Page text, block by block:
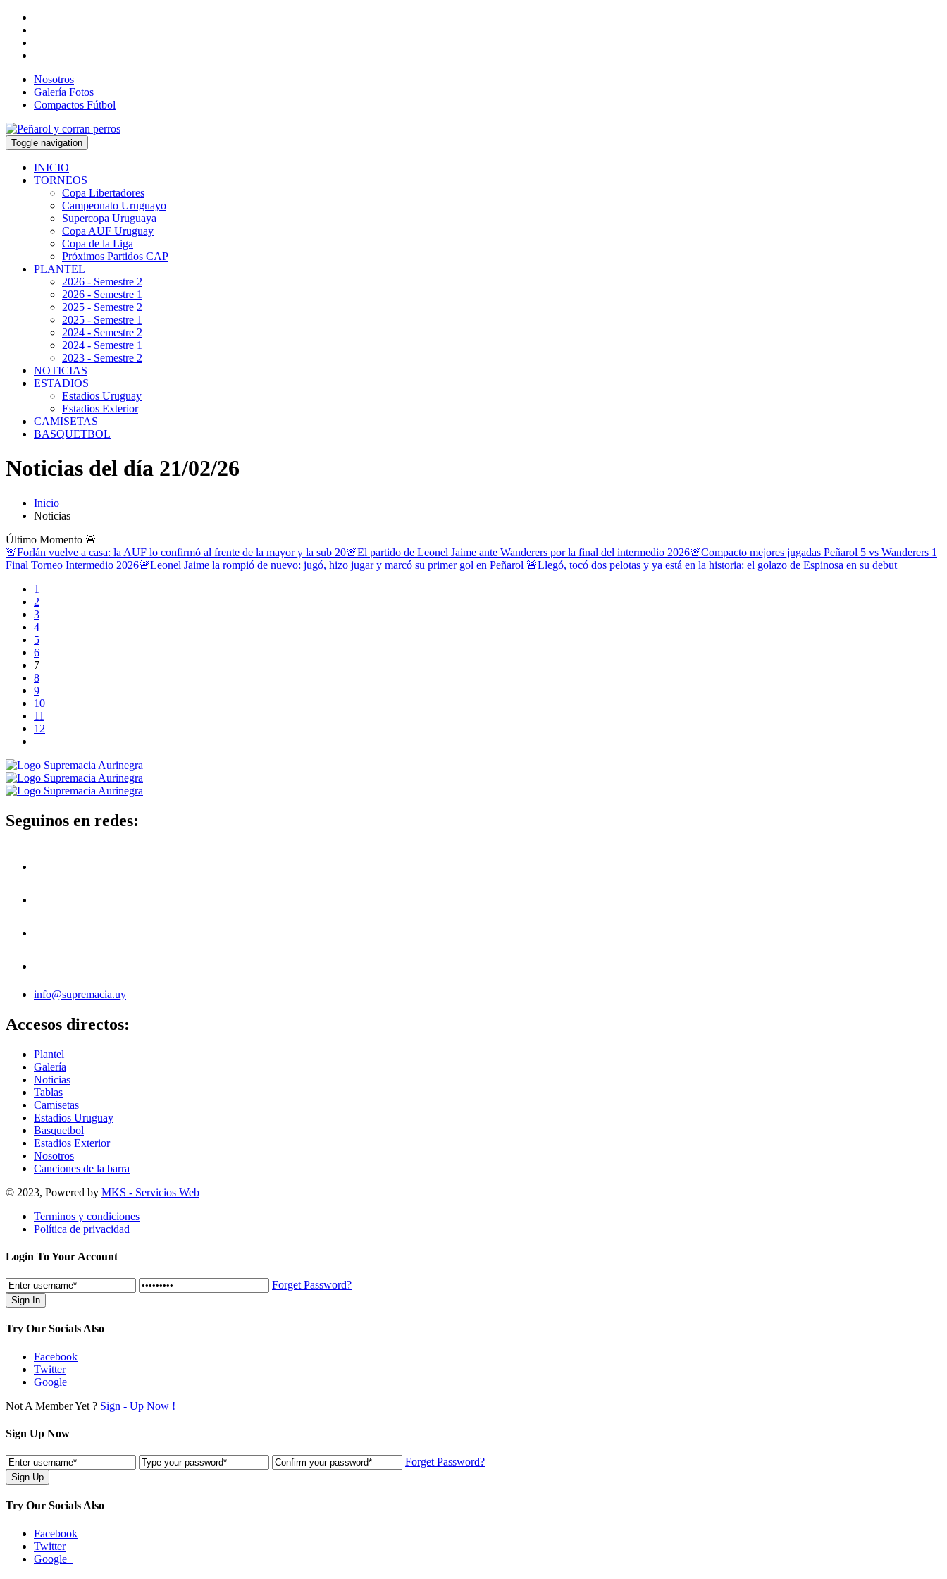
Nosotros
Galería Fotos
Compactos Fútbol
Toggle navigation
INICIO
TORNEOS
Copa Libertadores
Campeonato Uruguayo
Supercopa Uruguaya
Copa AUF Uruguay
Copa de la Liga
Próximos Partidos CAP
PLANTEL
2026 - Semestre 2
2026 - Semestre 1
2025 - Semestre 2
2025 - Semestre 1
2024 - Semestre 2
2024 - Semestre 1
2023 - Semestre 2
NOTICIAS
ESTADIOS
Estadios Uruguay
Estadios Exterior
CAMISETAS
BASQUETBOL
Noticias del día 21/02/26
Inicio
Noticias
Último Momento 🚨
🚨Forlán vuelve a casa: la AUF lo confirmó al frente de la mayor y la sub 20🚨El partido de Leonel Jaime ante Wanderers por la final del intermedio 2026🚨Compacto mejores jugadas Peñarol 5 vs Wanderers 1
Final Torneo Intermedio 2026🚨Leonel Jaime la rompió de nuevo: jugó, hizo jugar y marcó su primer gol en Peñarol 🚨Llegó, tocó dos pelotas y ya está en la historia: el golazo de Espinosa en su debut
1
2
3
4
5
6
7
8
9
10
11
12
Seguinos en redes:
info@supremacia.uy
Accesos directos:
Plantel
Galería
Noticias
Tablas
Camisetas
Estadios Uruguay
Basquetbol
Estadios Exterior
Nosotros
Canciones de la barra
© 2023, Powered by MKS - Servicios Web
Terminos y condiciones
Política de privacidad
Login To Your Account
Forget Password?
Try Our Socials Also
Facebook
Twitter
Google+
Not A Member Yet ? Sign - Up Now !
Sign Up Now
Forget Password?
Try Our Socials Also
Facebook
Twitter
Google+